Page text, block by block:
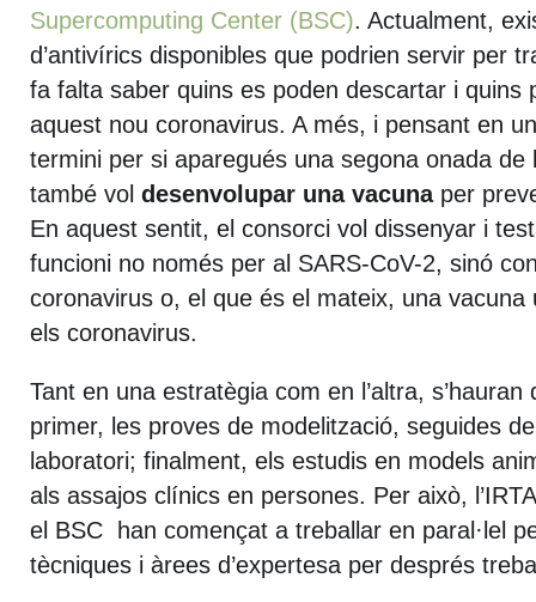
Supercomputing Center (BSC). Actualment,
d’antivírics disponibles que podrien servir per
fa falta saber quins es poden descartar i quins
aquest nou coronavirus. A més, i pensant en
termini per si aparegués una segona onada de
també vol desenvolupar una vacunaper
En aquest sentit, el consorci vol dissenyar i
funcioni no només per al SARS-CoV-2, sinó
coronavirus o, el que és el mateix, una vacuna
els coronavirus.
Tant en una estratègia com en l’altra,
primer, les proves de modelització, seguides
laboratori; finalment, els estudis en models
als assajos clínics en persones. Per això,
el BSC han començat a treballar en paral·lel
tècniques i àrees d’expertesa per després